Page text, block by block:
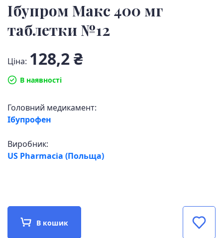
Ібупром Макс 400 мг
таблетки №12
Ціна: 128,2 ₴
В наявності
Головний медикамент:
Ібупрофен
Виробник:
US Pharmacia (Польща)
В кошик